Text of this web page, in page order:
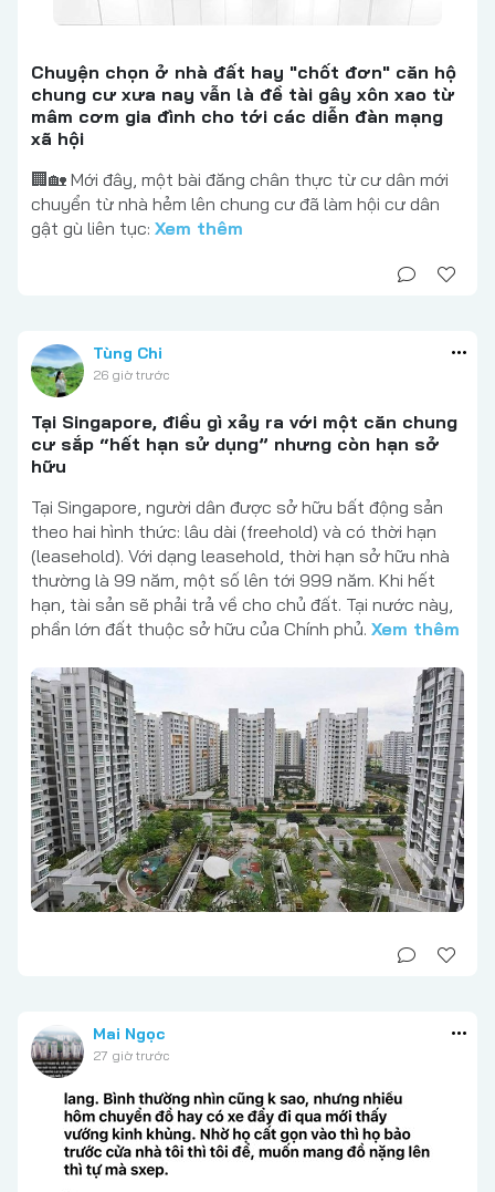
Chuyện chọn ở nhà đất hay "chốt đơn" căn hộ
chung cư xưa nay vẫn là đề tài gây xôn xao từ
mâm cơm gia đình cho tới các diễn đàn mạng
xã hội
🏢🏡 Mới đây, một bài đăng chân thực từ cư dân mới
chuyển từ nhà hẻm lên chung cư đã làm hội cư dân
gật gù liên tục: Xem thêm
Tùng Chi
26 giờ trước
Tại Singapore, điều gì xảy ra với một căn chung
cư sắp “hết hạn sử dụng” nhưng còn hạn sở
hữu
Tại Singapore, người dân được sở hữu bất động sản
theo hai hình thức: lâu dài (freehold) và có thời hạn
(leasehold). Với dạng leasehold, thời hạn sở hữu nhà
thường là 99 năm, một số lên tới 999 năm. Khi hết
hạn, tài sản sẽ phải trả về cho chủ đất. Tại nước này,
phần lớn đất thuộc sở hữu của Chính phủ. Xem thêm
Mai Ngọc
27 giờ trước